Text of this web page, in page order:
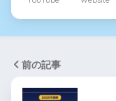
前の記事